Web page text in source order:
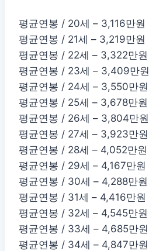
평균연봉 / 20세 – 3,116만원
평균연봉 / 21세 – 3,219만원
평균연봉 / 22세 – 3,322만원
평균연봉 / 23세 – 3,409만원
평균연봉 / 24세 – 3,550만원
평균연봉 / 25세 – 3,678만원
평균연봉 / 26세 – 3,804만원
평균연봉 / 27세 – 3,923만원
평균연봉 / 28세 – 4,052만원
평균연봉 / 29세 – 4,167만원
평균연봉 / 30세 – 4,288만원
평균연봉 / 31세 – 4,416만원
평균연봉 / 32세 – 4,545만원
평균연봉 / 33세 – 4,685만원
평균연봉 / 34세 – 4,847만원